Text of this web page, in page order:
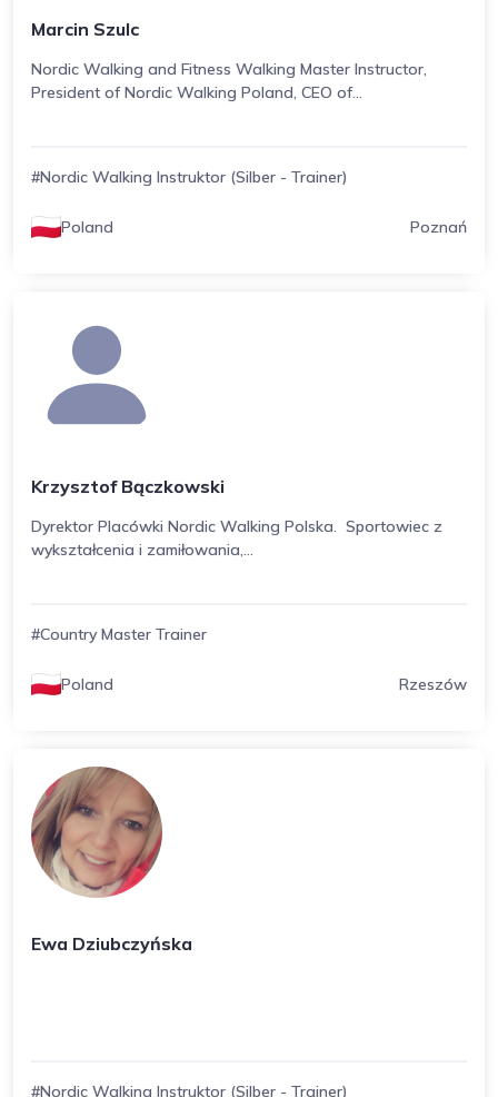
Marcin Szulc
Nordic Walking and Fitness Walking Master Instructor,
President of Nordic Walking Poland, CEO of...
#Nordic Walking Instruktor (Silber - Trainer)
Poland Poznań
Krzysztof Bączkowski
Dyrektor Placówki Nordic Walking Polska. Sportowiec z
wykształcenia i zamiłowania,...
#Country Master Trainer
Poland Rzeszów
Ewa Dziubczyńska
#Nordic Walking Instruktor (Silber - Trainer)